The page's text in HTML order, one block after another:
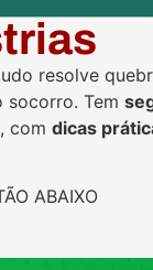
resolve
socorro. Tem
, com dicas
ABAIXO